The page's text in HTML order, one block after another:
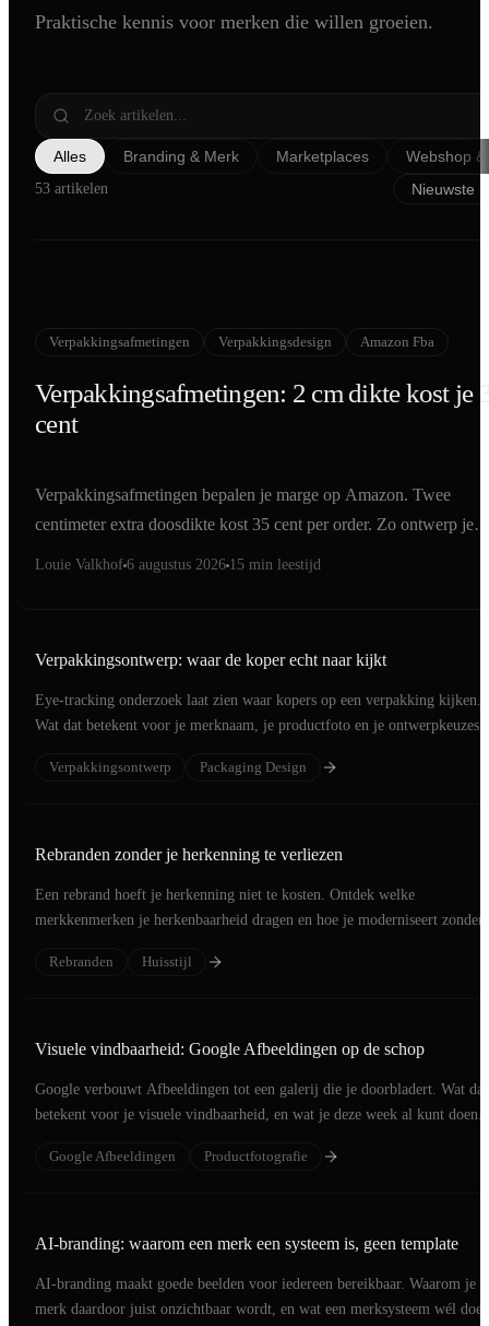
Shopify
Podcast Creatie
Amazon A+ Content
Praktische kennis voor merken die willen groeien.
Alles Branding & Merk Marketplaces Webshop
53 artikelen
Verpakkingsafmetingen Verpakkingsdesign Amazon Fba
Verpakkingsafmetingen: 2 cm dikte kost je
cent
Verpakkingsafmetingen bepalen je marge op Amazon. Twee
centimeter extra doosdikte kost 35 cent per order. Zo ontwerp je
Louie Valkhof 6 augustus 2026 15 min leestijd
Verpakkingsontwerp: waar de koper echt naar kijkt
Eye-tracking onderzoek laat zien waar kopers op een verpakking kijken.
Wat dat betekent voor je merknaam, je productfoto en je ontwerpkeuzes.
Verpakkingsontwerp Packaging Design
Rebranden zonder je herkenning te verliezen
Een rebrand hoeft je herkenning niet te kosten. Ontdek welke
merkkenmerken je herkenbaarheid dragen en hoe je moderniseert zonder
Rebranden
Huisstijl
Visuele vindbaarheid: Google Afbeeldingen op de schop
Google verbouwt Afbeeldingen tot een galerij die je doorbladert. Wat dat
betekent voor je visuele vindbaarheid, en wat je deze week al kunt doen.
Google Afbeeldingen Productfotografie
AI-branding: waarom een merk een systeem is, geen template
AI-branding maakt goede beelden voor iedereen bereikbaar. Waarom je
merk daardoor juist onzichtbaar wordt, en wat een merksysteem wél